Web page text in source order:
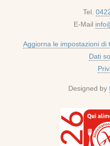
Tel.
E-Mail
Aggiorna le impostazioni di
Dati
Designed by